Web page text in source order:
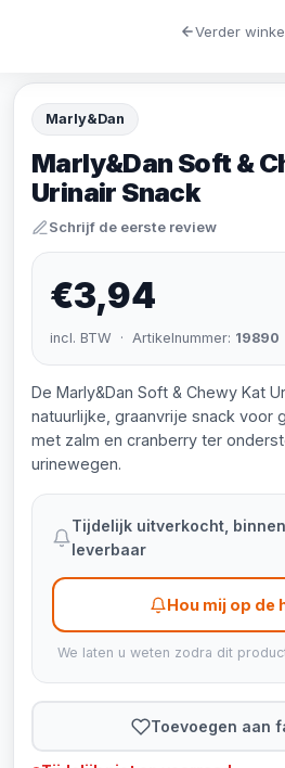
Marly&Dan
Marly&Dan Soft &
Urinair Snack
Schrijf de eerste review
€3,94
incl. BTW · Artikelnummer: 19890
De Marly&Dan Soft & Chewy Kat
natuurlijke, graanvrije snack voor
met zalm en cranberry ter
urinewegen.
Tijdelijk uitverkocht,
leverbaar
Hou mij op de
We laten u weten zodra dit
Toevoegen aan
Verder